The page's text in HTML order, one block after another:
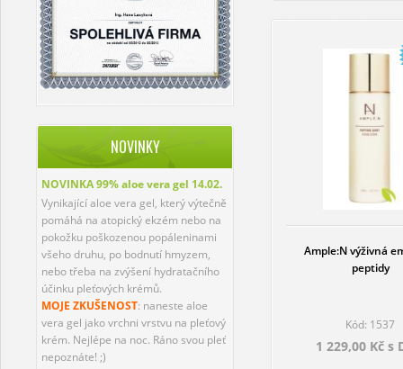
NOVINKY
NOVINKA 99% aloe vera gel 14.02.
Vynikající aloe vera gel, který výtečně
pomáhá na atopický ekzém nebo na
pokožku poškozenou popáleninami
všeho druhu, po bodnutí hmyzem,
nebo třeba na zvýšení hydratačního
účinku pleťových krémů.
MOJE ZKUŠENOST: naneste aloe
vera gel jako vrchni vrstvu na pleťový
krém. Nejlépe na noc. Ráno svou pleť
nepoznáte! ;)
Ample:N výživná
peptidy
Kód: 1537
1 229,00 Kč s